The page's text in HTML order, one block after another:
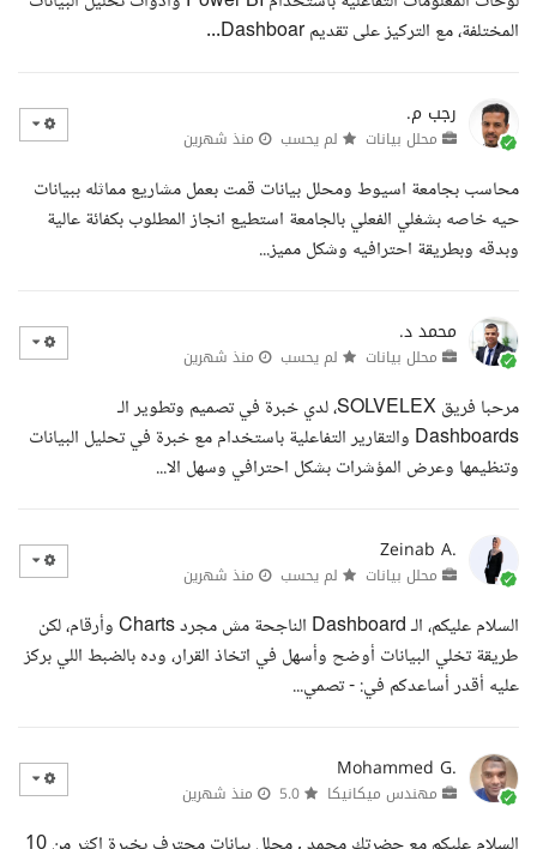
المختلفة، مع التركيز على تقديم Dashboar...
رجب م.
محلل بيانات لم يحسب منذ شهرين
محاسب بجامعة اسيوط ومحلل بيانات قمت بعمل مشاريع مماثله ببيانات
حيه خاصه بشغلي الفعلي بالجامعة استطيع انجاز المطلوب بكفائة عالية
وبدقه وبطريقة احترافيه وشكل مميز...
محمد د.
محلل بيانات لم يحسب منذ شهرين
مرحبا فريق SOLVELEX، لدي خبرة في تصميم وتطوير الـ
Dashboards والتقارير التفاعلية باستخدام مع خبرة في تحليل البيانات
وتنظيمها وعرض المؤشرات بشكل احترافي وسهل الا...
Zeinab A.
محلل بيانات لم يحسب منذ شهرين
السلام عليكم، الـ Dashboard الناجحة مش مجرد Charts وأرقام، لكن
طريقة تخلي البيانات أوضح وأسهل في اتخاذ القرار، وده بالضبط اللي بركز
عليه أقدر أساعدكم في: - تصمي...
Mohammed G.
مهندس ميكانيكا منذ شهرين